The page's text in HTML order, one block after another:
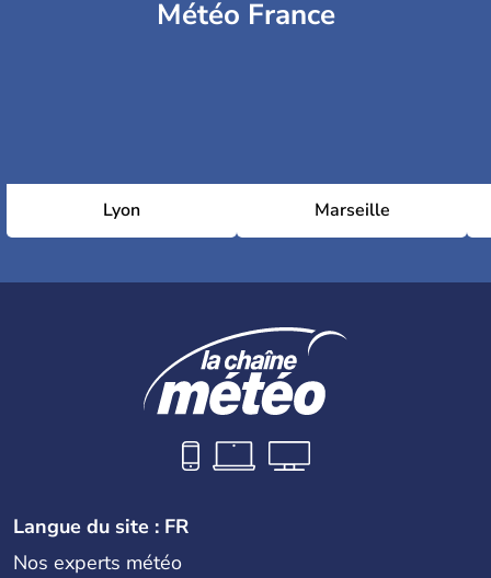
Météo France
Lyon Marseille
Langue du site : FR
Nos experts météo